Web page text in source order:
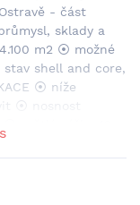
- část
sklady a
m2 ⦿ možné
shell and core,
⦿ níže
⦿ nosnost
světlá výška 10
rampy pro
nebo
připraveno